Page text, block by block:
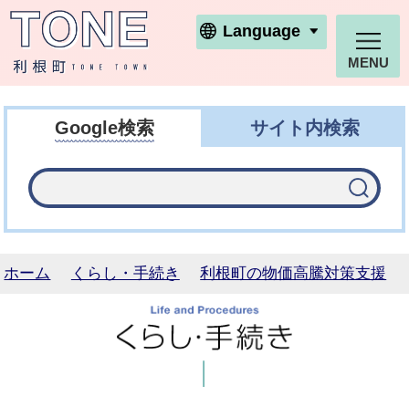
利根町ホームページ
Language
MENU
Google検索 サイト内検索
ホーム くらし・手続き 利根町の物価高騰対策支援